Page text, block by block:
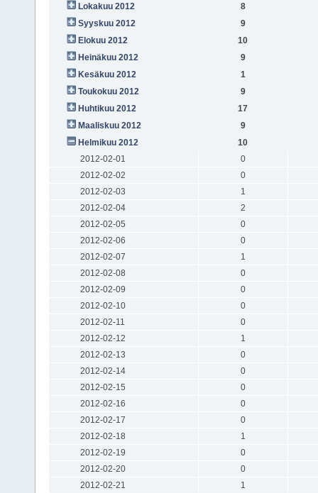
Lokakuu 2012
8
Syyskuu 2012
9
Elokuu 2012
10
Heinäkuu 2012
9
Kesäkuu 2012
1
Toukokuu 2012
9
Huhtikuu 2012
17
Maaliskuu 2012
9
Helmikuu 2012
10
2012-02-01
0
2012-02-02
0
2012-02-03
1
2012-02-04
2
2012-02-05
0
2012-02-06
0
2012-02-07
1
2012-02-08
0
2012-02-09
0
2012-02-10
0
2012-02-11
0
2012-02-12
1
2012-02-13
0
2012-02-14
0
2012-02-15
0
2012-02-16
0
2012-02-17
0
2012-02-18
1
2012-02-19
0
2012-02-20
0
2012-02-21
1